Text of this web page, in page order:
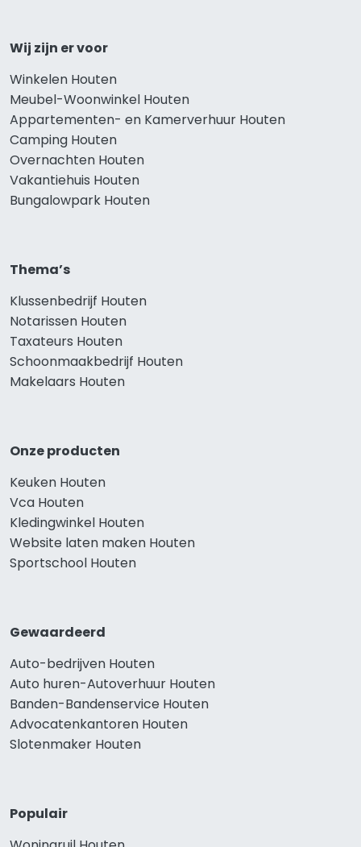
Wij zijn er voor
Winkelen Houten
Meubel-Woonwinkel Houten
Appartementen- en Kamerverhuur Houten
Camping Houten
Overnachten Houten
Vakantiehuis Houten
Bungalowpark Houten
Thema’s
Klussenbedrijf Houten
Notarissen Houten
Taxateurs Houten
Schoonmaakbedrijf Houten
Makelaars Houten
Onze producten
Keuken Houten
Vca Houten
Kledingwinkel Houten
Website laten maken Houten
Sportschool Houten
Gewaardeerd
Auto-bedrijven Houten
Auto huren-Autoverhuur Houten
Banden-Bandenservice Houten
Advocatenkantoren Houten
Slotenmaker Houten
Populair